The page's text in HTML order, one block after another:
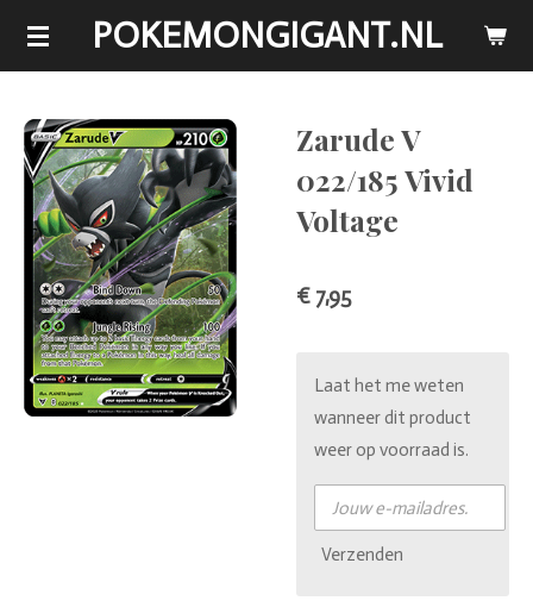
Ga
de
hoofdinhoud
POKEMONGIGANT.NL
Zarude V
022/185 Vivid
Voltage
€ 7,95
Laat het me weten
wanneer dit product
weer op voorraad is.
Verzenden